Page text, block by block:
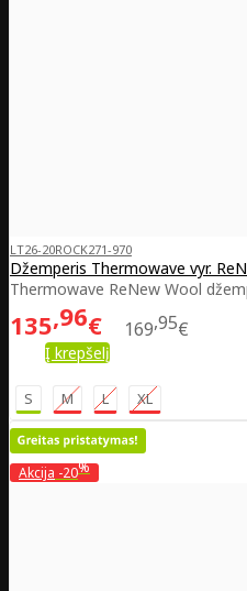
LT26-20ROCK271-970
Džemperis Thermowave vyr.
Thermowave ReNew Wool
135 96€ 169 95€
Į krepšelį
S M L XL
Akcija -20%